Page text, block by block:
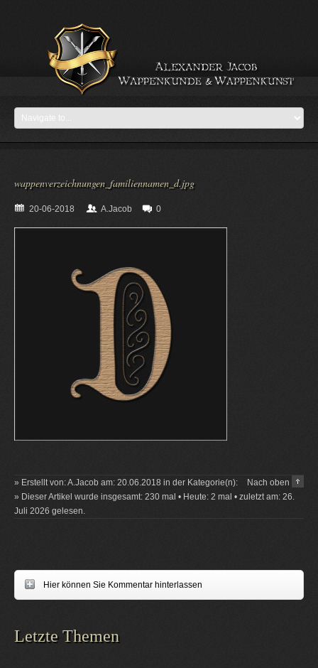
wappenverzeichnungen_familiennamen_d.jpg
20-06-2018 A.Jacob 0
Nach oben
» Erstellt von: A.Jacob am: 20.06.2018 in der Kategorie(n):
» Dieser Artikel wurde insgesamt: 230 mal • Heute: 2 mal • zuletzt am: 26.
Juli 2026 gelesen.
Hier können Sie Kommentar hinterlassen
Letzte Themen